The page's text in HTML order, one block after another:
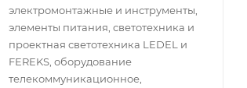
электромонтажные и инструменты,
элементы питания, светотехника и
проектная светотехника LEDEL и
FEREKS, оборудование
телекоммуникационное,